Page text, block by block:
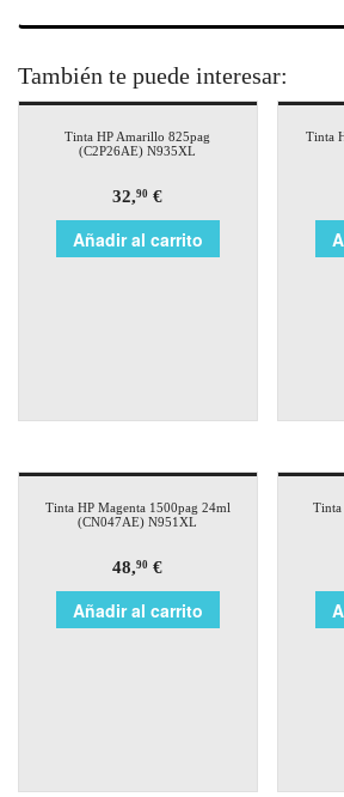
También te puede interesar:
Tinta HP Amarillo 825pag
(C2P26AE) N935XL
32,90 €
Añadir al carrito
Tinta
Tinta HP Magenta 1500pag 24ml
(CN047AE) N951XL
48,90 €
Añadir al carrito
Tinta